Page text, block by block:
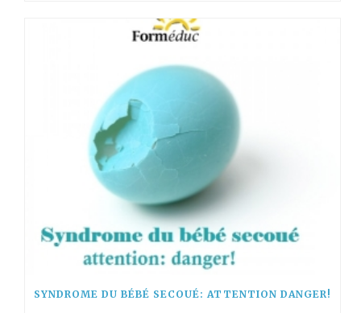
SYNDROME DU BÉBÉ SECOUÉ: ATTENTION DANGER!